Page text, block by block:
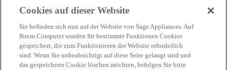
Registrieren
Facebook
opens in new tab)
YouTube
(opens in new tab)
Instagram
(opens in new tab)
Cookies auf dieser Website
Sie befinden sich nun auf der Website von Sage Appliances. Auf
Ihrem Computer wurden für bestimmte Funktionen Cookies
gespeichert, die zum Funktionieren der Website erforderlich
sind. Wenn Sie unbeabsichtigt auf diese Seite gelangt sind und
das gespeicherte Cookie löschen möchten, befolgen Sie bitte